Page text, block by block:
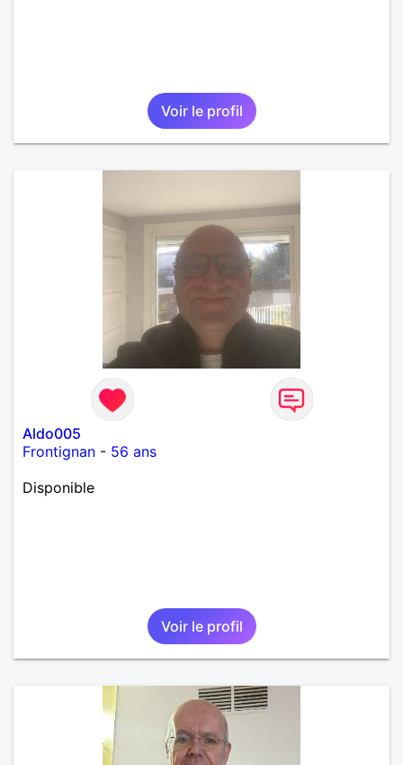
Voir le profil
Aldo005
Frontignan - 56 ans
Disponible
Voir le profil